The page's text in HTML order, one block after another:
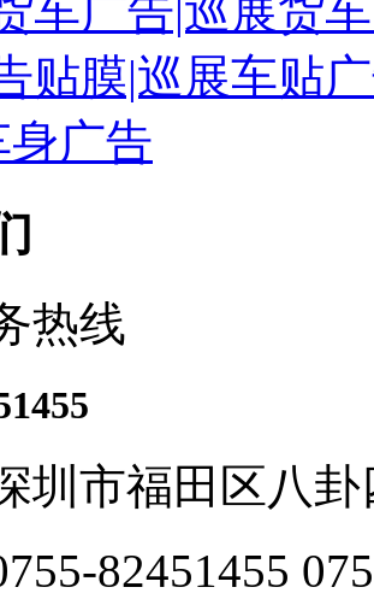
车广告|巡展货
贴膜|巡展车贴
身广告
热线
圳市福田区八卦
82451455